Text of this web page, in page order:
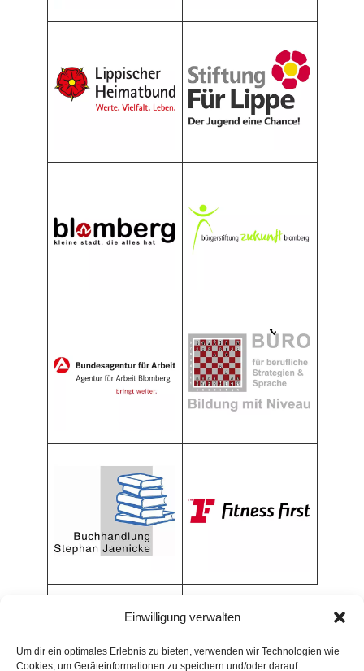
Einwilligung verwalten
Um dir ein optimales Erlebnis zu bieten, verwenden wir Technologien wie
Cookies, um Geräteinformationen zu speichern und/oder darauf